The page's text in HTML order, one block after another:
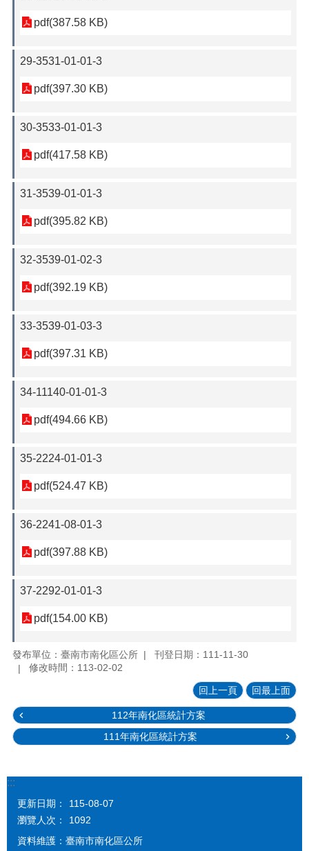
pdf(387.58 KB)
29-3531-01-01-3
pdf(397.30 KB)
30-3533-01-01-3
pdf(417.58 KB)
31-3539-01-01-3
pdf(395.82 KB)
32-3539-01-02-3
pdf(392.19 KB)
33-3539-01-03-3
pdf(397.31 KB)
34-11140-01-01-3
pdf(494.66 KB)
35-2224-01-01-3
pdf(524.47 KB)
36-2241-08-01-3
pdf(397.88 KB)
37-2292-01-01-3
pdf(154.00 KB)
發布單位：臺南市南化區公所
刊登日期：111-11-30
修改時間：113-02-02
回上一頁 回最上面
112年南化區統計方案
111年南化區統計方案
:::
更新日期：
115-08-07
瀏覽人次：
1092
資料維護：臺南市南化區公所